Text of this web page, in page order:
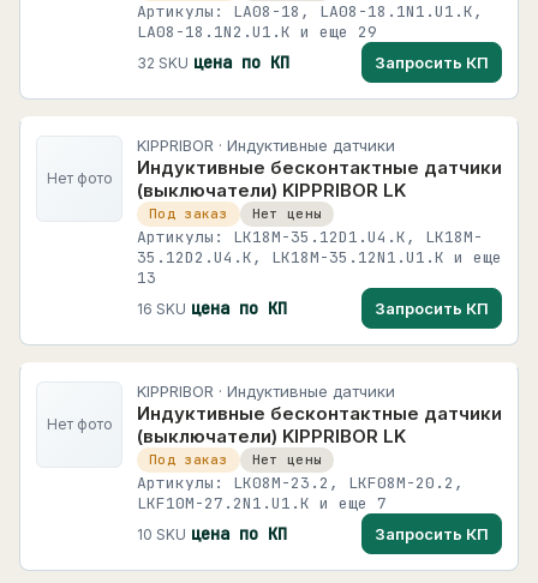
Артикулы: LA08-18, LA08-18.1N1.U1.K,
LA08-18.1N2.U1.K и еще 29
32 SKU цена по КП Запросить КП
Нет фото
KIPPRIBOR · Индуктивные датчики
Индуктивные бесконтактные датчики
(выключатели) KIPPRIBOR LK
Под заказ Нет цены
Артикулы: LK18M-35.12D1.U4.K, LK18M-
35.12D2.U4.K, LK18M-35.12N1.U1.K и еще
13
16 SKU цена по КП Запросить КП
Нет фото
KIPPRIBOR · Индуктивные датчики
Индуктивные бесконтактные датчики
(выключатели) KIPPRIBOR LK
Под заказ Нет цены
Артикулы: LK08M-23.2, LKF08M-20.2,
LKF10M-27.2N1.U1.K и еще 7
10 SKU цена по КП Запросить КП